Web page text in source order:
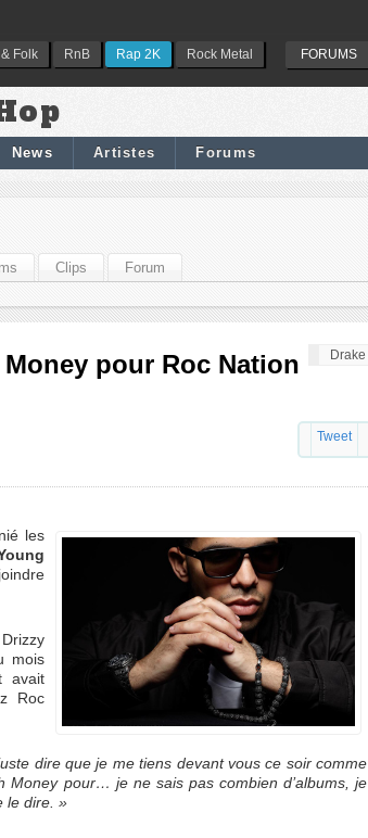
Folk RnB Rap 2K Rock Metal FORUMS
News Artistes Forums
Clips Forum
Drake
pour Roc Nation
Tweet
les
mois
avait
Roc
dire que je me tiens devant vous ce soir comme
Money pour… je ne sais pas combien d’albums, je
le dire. »